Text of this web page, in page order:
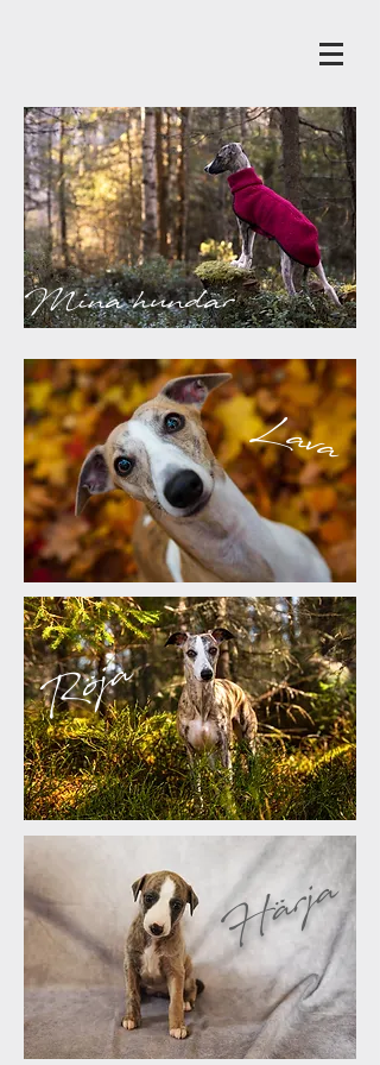
Mina hundar
Lava
Röja
Härja